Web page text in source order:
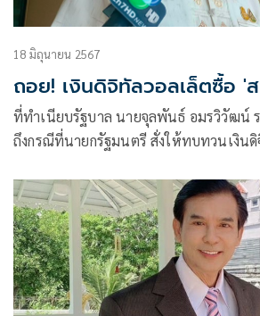
18 มิถุนายน 2567
ถอย! เงินดิจิทัลวอลเล็ตซื้อ '
ที่ทำเนียบรัฐบาล นายจุลพันธ์ อมรวิวัฒน์
ถึงกรณีที่นายกรัฐมนตรี สั่งให้ทบทวนเงิน